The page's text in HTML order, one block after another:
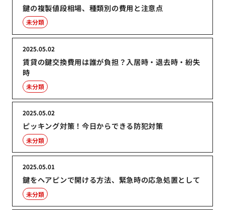
鍵の複製値段相場、種類別の費用と注意点
未分類
賃貸の鍵交換費用は誰が負担？入居時・退去時・紛失
時
2025.05.02
未分類
ピッキング対策！今日からできる防犯対策
2025.05.02
未分類
鍵をヘアピンで開ける方法、緊急時の応急処置として
2025.05.01
未分類